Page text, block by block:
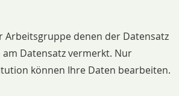
Arbeitsgruppe denen der Datensatz
Datensatz vermerkt. Nur
können Ihre Daten bearbeiten.